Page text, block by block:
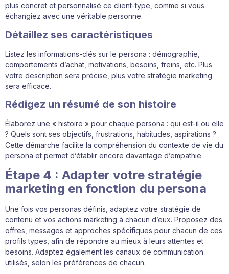
plus concret et personnalisé ce client-type, comme si vous
échangiez avec une véritable personne.
Détaillez ses caractéristiques
Listez les informations-clés sur le persona : démographie,
comportements d’achat, motivations, besoins, freins, etc. Plus
votre description sera précise, plus votre stratégie marketing
sera efficace.
Rédigez un résumé de son histoire
Élaborez une « histoire » pour chaque persona : qui est-il ou elle
? Quels sont ses objectifs, frustrations, habitudes, aspirations ?
Cette démarche facilite la compréhension du contexte de vie du
persona et permet d’établir encore davantage d’empathie.
Étape 4 : Adapter votre stratégie
marketing en fonction du persona
Une fois vos personas définis, adaptez votre stratégie de
contenu et vos actions marketing à chacun d’eux. Proposez des
offres, messages et approches spécifiques pour chacun de ces
profils types, afin de répondre au mieux à leurs attentes et
besoins. Adaptez également les canaux de communication
utilisés, selon les préférences de chacun.